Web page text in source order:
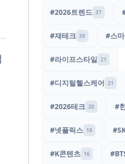
#2026트렌드 37
#재테크 30 #스
#라이프스타일 21
#디지털헬스케어 21
#2026테크 20 #
#넷플릭스 18
#K콘텐츠 16